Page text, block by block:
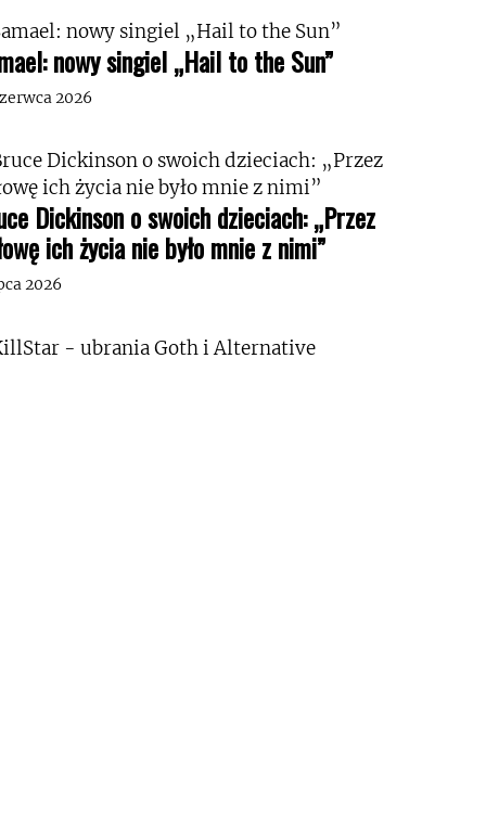
nowy singiel „Hail to the Sun”
2026
Dickinson o swoich dzieciach: „Przez
ich życia nie było mnie z nimi”
2026